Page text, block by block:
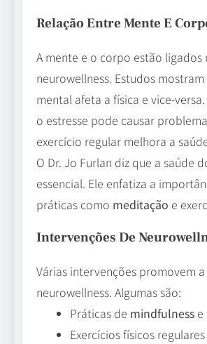
Relação Entre Mente E
A mente e o corpo estão ligados
neurowellness. Estudos
mental afeta a física e vice-
o estresse pode causar
exercício regular melhora a
O Dr. Jo Furlan diz que a saúde
essencial. Ele enfatiza a
práticas como meditação e
Intervenções De
Várias intervenções promovem a
neurowellness. Algumas são:
Práticas de mindfulness e
Exercícios físicos regulares